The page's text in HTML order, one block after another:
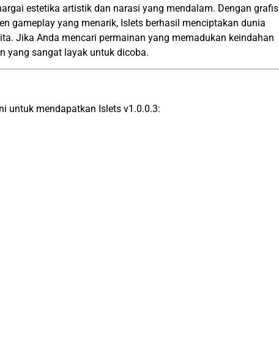
estetika artistik dan narasi yang mendalam. Dengan grafis
gameplay yang menarik, Islets berhasil menciptakan dunia
Jika Anda mencari permainan yang memadukan keindahan
yang sangat layak untuk dicoba.
untuk mendapatkan Islets v1.0.0.3: